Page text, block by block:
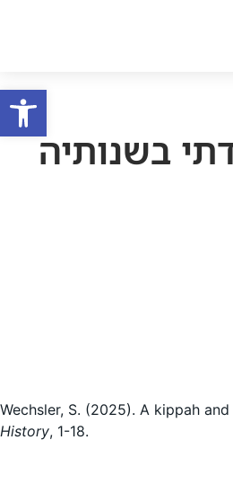
פתח
בשנותיה
Wechsler, S. (2025). A kippah
History, 1-18.